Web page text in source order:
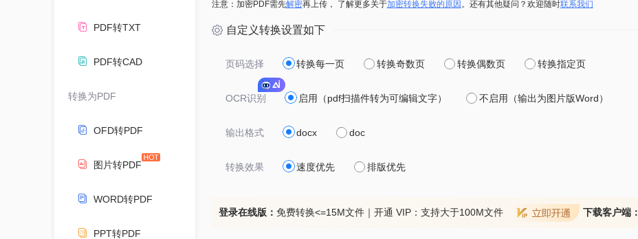
PDF转TXT
PDF转CAD
转换为PDF
OFD转PDF
图片转PDF
WORD转PDF
PPT转PDF
注意：加密PDF需先解密再上传， 了解更多关于加密转换失败的原因 。还有其他疑问？欢迎随时联系我们
自定义转换设置如下
页码选择 转换每一页 转换奇数页 转换偶数页 转换指定页
OCR识别 启用（pdf扫描件转为可编辑文字） 不启用（输出为图片版Word）
输出格式 docx doc
转换效果 速度优先 排版优先
登录在线版： 免费转换<=15M文件｜开通 VIP：支持大于100M文件 下载客户端：